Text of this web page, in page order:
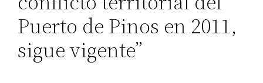
Puerto de Pinos en 2011,
sigue vigente”